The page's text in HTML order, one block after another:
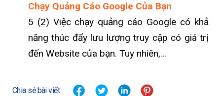
Chạy Quảng Cáo Google Của Bạn
5 (2) Việc chạy quảng cáo Google có khả
năng thúc đẩy lưu lượng truy cập có giá trị
đến Website của bạn. Tuy nhiên,...
Chia sẻ bài viết :